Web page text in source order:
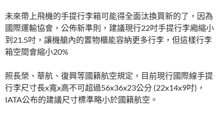
未來帶上飛機的手提行李箱可能得全面汰換買新的了，因為
國際運輸協會，公佈新準則，建議現行22吋手提行李廂縮小
到21.5吋，讓機艙內的置物櫃能容納更多行李，但這樣行李
箱空間會縮小20%
照長榮、華航、復興等國籍航空規定，目前現行國際線手提
行李尺寸長x寬x高不可超過56x36x23公分 (22x14x9吋)，
IATA公布的建議尺寸標準略小於國籍航空。